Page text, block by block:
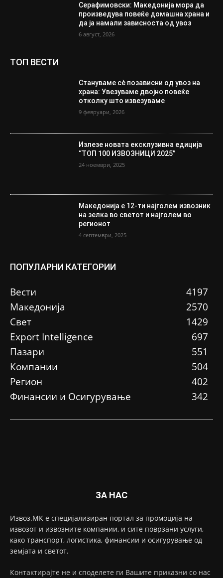
Серафимовски: Македонија мора да
произведува повеќе домашна храна и
да ја намали зависноста од увоз
6 август, 2026
ТОП ВЕСТИ
Стануваме сè позависни од увоз на
храна: Увезуваме двојно повеќе
отколку што извезуваме
9 февруари, 2026
Излезе новата ексклузивна едиција
“ТОП 100 ИЗВОЗНИЦИ 2025”
24 ноември, 2025
Македонија е 12-ти најголем извозник
на зелка во светот и најголем во
регионот
4 септември, 2025
ПОПУЛАРНИ КАТЕГОРИИ
Вести
4197
Македонија
2570
Свет
1429
Еxport Intelligence
697
Пазари
551
Компании
504
Регион
402
Финансии и Осигурување
342
ЗА НАС
Извоз.МК е специјализиран портал за промоција на
извозот и извозните компании, и сите поврзани услуги,
како транспорт, логистика, финансии и осигурување од
земјата и светот.
Контактирајте не и споделете ги Вашите приказни со нас